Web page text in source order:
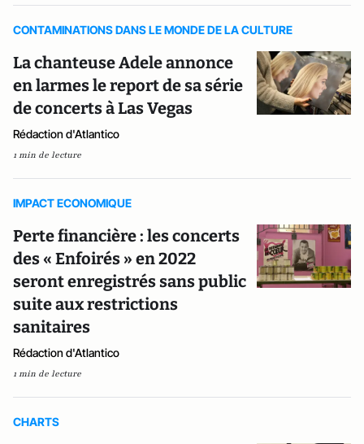
CONTAMINATIONS DANS LE MONDE DE LA CULTURE
La chanteuse Adele annonce
en larmes le report de sa série
de concerts à Las Vegas
Rédaction d'Atlantico
1 min de lecture
IMPACT ECONOMIQUE
Perte financière : les concerts
des « Enfoirés » en 2022
seront enregistrés sans public
suite aux restrictions
sanitaires
Rédaction d'Atlantico
1 min de lecture
CHARTS